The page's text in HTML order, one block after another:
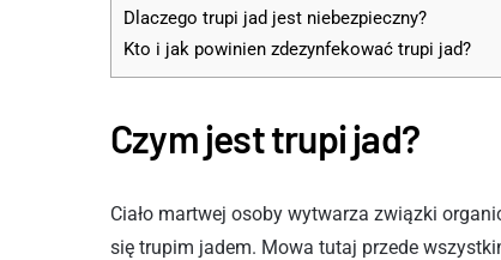
Dlaczego trupi jad jest niebezpieczny?
Kto i jak powinien zdezynfekować trupi jad?
Czym jest trupi jad?
Ciało martwej osoby wytwarza związki
się trupim jadem. Mowa tutaj przede